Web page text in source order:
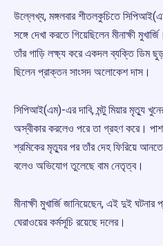
উল্লেখ্য, মঙ্গলবার শীতলকুচিতে
সঙ্গে দেখা করতে গিয়েছিলেন মীনাক্ষী
তাঁর গাড়ি লক্ষ্য করে একদল ব্যক্তি ডিম
ছিলেন প্রাক্তন সাংসদ অলোকেশ দাস।
সিপিআই(এম)-এর দাবি, মন্টু মিয়ার মৃত্যু
অস্বীকার করলেও পরে তা গ্রহণ করে।
শ্রমিকের মৃত্যুর পর তাঁর দেহ ফিরিয়ে
বলেও অভিযোগ তুলেছে বাম নেতৃত্ব।
মীনাক্ষী মুখার্জি জানিয়েছেন, এই দুই
ঘেরাওয়ের কর্মসূচি রয়েছে দলের।